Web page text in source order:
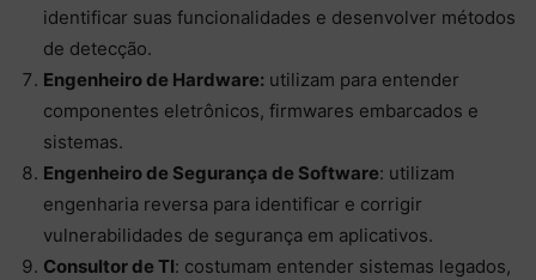
identificar suas funcionalidades e desenvolver métodos
de detecção.
Engenheiro de Hardware: utilizam para entender
componentes eletrônicos, firmwares embarcados e
sistemas.
Engenheiro de Segurança de Software: utilizam
engenharia reversa para identificar e corrigir
vulnerabilidades de segurança em aplicativos.
Consultor de TI: costumam entender sistemas legados,